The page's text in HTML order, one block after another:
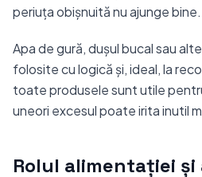
periuța obișnuită nu ajunge bine.
Apa de gură, dușul bucal sau
folosite cu logică și, ideal, la
toate produsele sunt utile
uneori excesul poate irita inutil
Rolul alimentației